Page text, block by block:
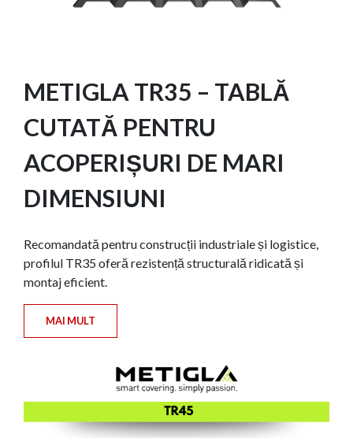
METIGLA TR35 – TABLĂ
CUTATĂ PENTRU
ACOPERIȘURI DE MARI
DIMENSIUNI
Recomandată pentru construcții industriale și logistice,
profilul TR35 oferă rezistență structurală ridicată și
montaj eficient.
MAI MULT